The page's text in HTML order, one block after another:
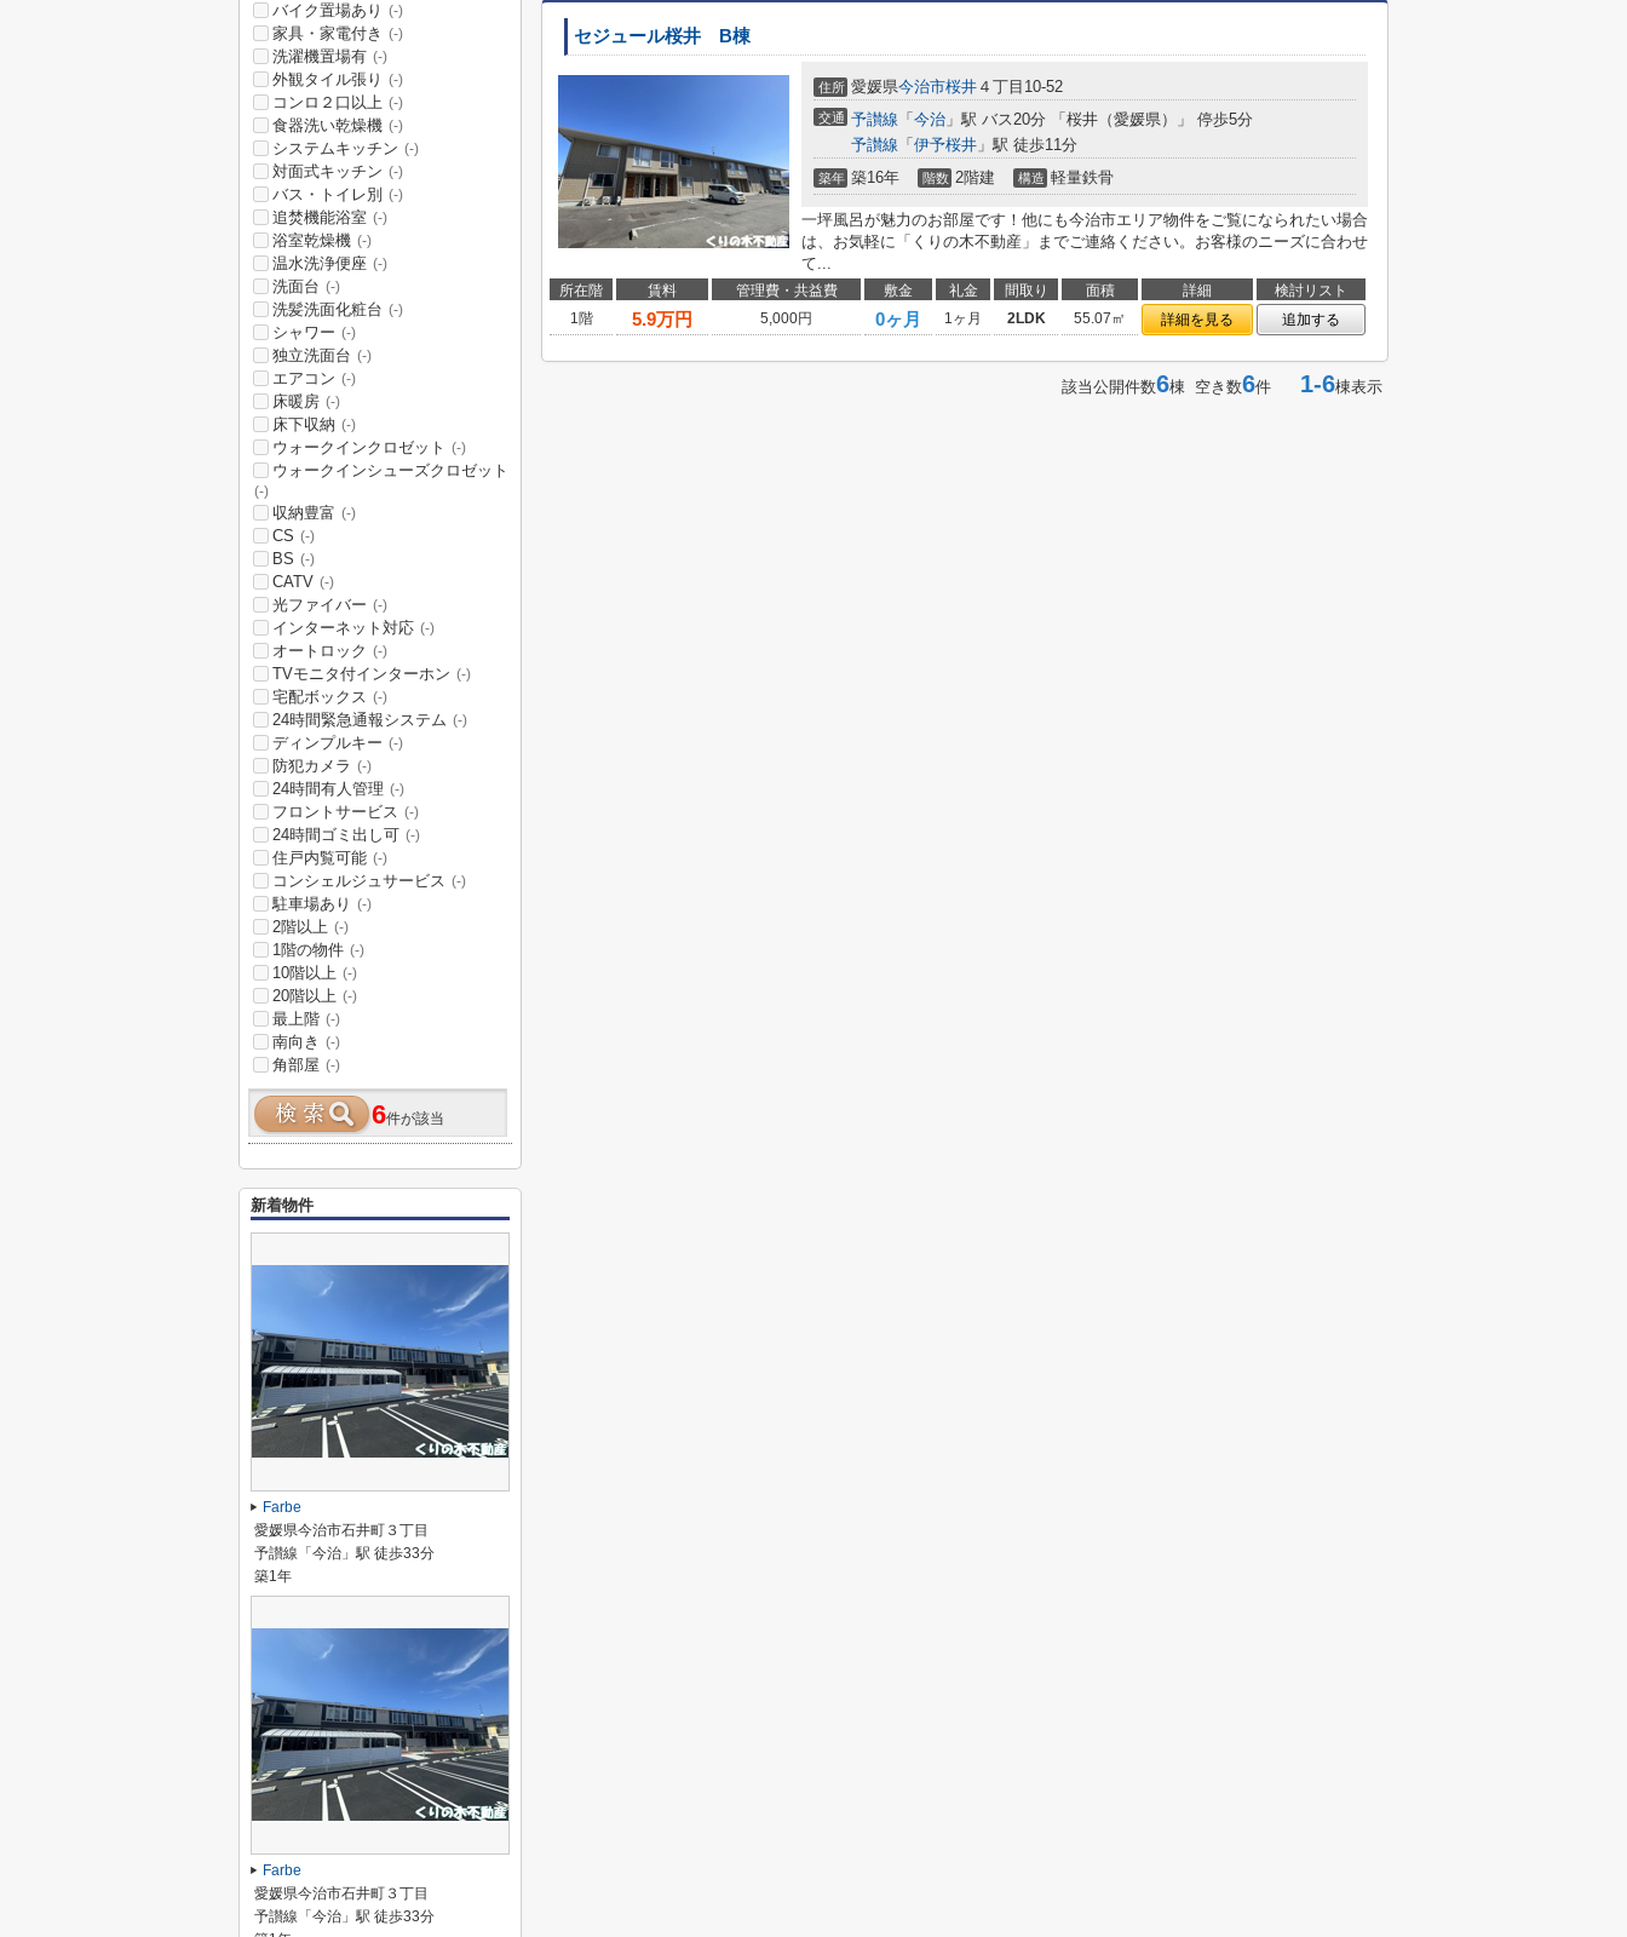
セジュール桜井 B棟
住所 愛媛県今治市桜井 ４丁目10-52
交通 予讃線 「 今治 」駅 バス20分 「桜井（愛媛県）」 停歩5分
予讃線 「 伊予桜井 」駅 徒歩11分
築年 築16年 階数 2階建 構造 軽量鉄骨
一坪風呂が魅力のお部屋です！他にも今治市エリア物件をご覧になられたい場合
は、お気軽に「くりの木不動産」までご連絡ください。お客様のニーズに合わせ
て...
所在階 賃料 管理費・共益費 敷金 礼金 間取り 面積 詳細
検討リスト
1階
5.9万円 5,000円 0ヶ月 1ヶ月 2LDK 55.07㎡ 詳細を見る 追加する
該当公開件数6棟 空き数6件 1-6棟表示
バイク置場あり (-)
家具・家電付き (-)
洗濯機置場有 (-)
外観タイル張り (-)
コンロ２口以上 (-)
食器洗い乾燥機 (-)
システムキッチン (-)
対面式キッチン (-)
バス・トイレ別 (-)
追焚機能浴室 (-)
浴室乾燥機 (-)
温水洗浄便座 (-)
洗面台 (-)
洗髪洗面化粧台 (-)
シャワー (-)
独立洗面台 (-)
エアコン (-)
床暖房 (-)
床下収納 (-)
ウォークインクロゼット (-)
ウォークインシューズクロゼット
(-)
収納豊富 (-)
CS (-)
BS (-)
CATV (-)
光ファイバー (-)
インターネット対応 (-)
オートロック (-)
TVモニタ付インターホン (-)
宅配ボックス (-)
24時間緊急通報システム (-)
ディンプルキー (-)
防犯カメラ (-)
24時間有人管理 (-)
フロントサービス (-)
24時間ゴミ出し可 (-)
住戸内覧可能 (-)
コンシェルジュサービス (-)
駐車場あり (-)
2階以上 (-)
1階の物件 (-)
10階以上 (-)
20階以上 (-)
最上階 (-)
南向き (-)
角部屋 (-)
6件が該当
新着物件
Farbe
愛媛県今治市石井町３丁目
予讃線「今治」駅 徒歩33分
築1年
Farbe
愛媛県今治市石井町３丁目
予讃線「今治」駅 徒歩33分